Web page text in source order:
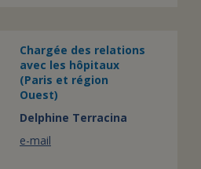
Chargée des relations
avec les hôpitaux
(Paris et région
Ouest)
Delphine Terracina
e-mail